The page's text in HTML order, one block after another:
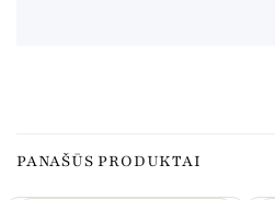
PANAŠŪS PRODUKTAI